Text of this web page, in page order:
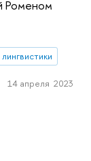
Роменом
14 апреля 2023